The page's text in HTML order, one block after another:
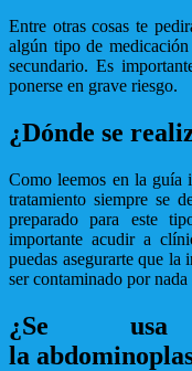
Entre otras cosas te
algún tipo de
secundario. Es
ponerse en grave riesgo.
¿Dónde se
Como leemos en la guía
tratamiento siempre se
preparado para este
importante acudir a
puedas asegurarte que
ser contaminado por nada
¿Se usa
la